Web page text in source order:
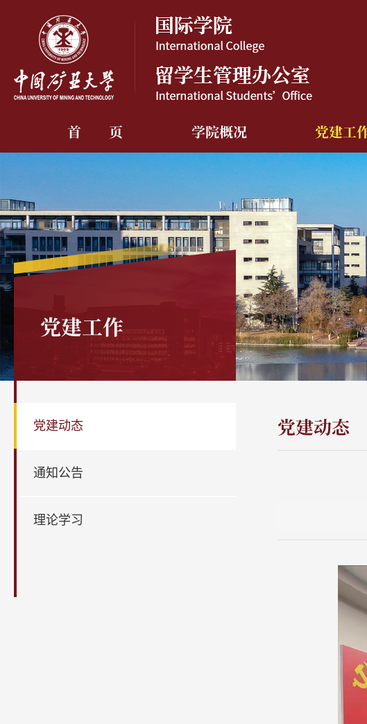
首 页 学院概况 党建工
党建工作
党建动态
通知公告
理论学习
党建动态